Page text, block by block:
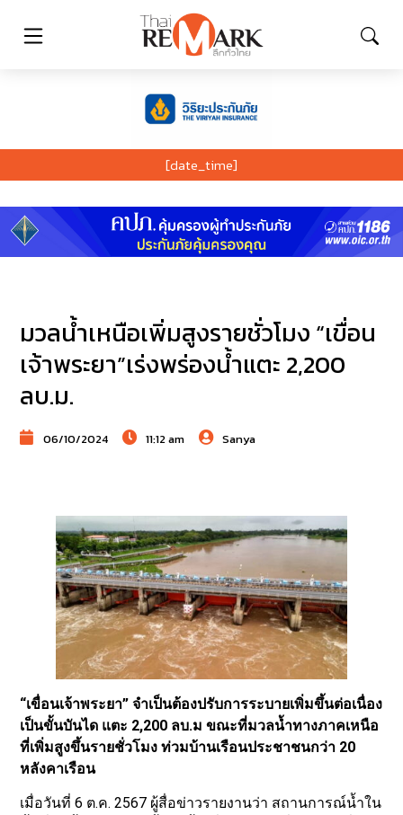
[date_time]
มวลน้ำเหนือเพิ่มสูงรายชั่วโมง “เขื่อน
เจ้าพระยา”เร่งพร่องน้ำแตะ 2,200
ลบ.ม.
06/10/2024 11:12 am Sanya
“เขื่อนเจ้าพระยา” จำเป็นต้องปรับการระบายเพิ่มขึ้นต่อเนื่อง
เป็นขั้นบันได แตะ 2,200 ลบ.ม ขณะที่มวลน้ำทางภาคเหนือ
ที่เพิ่มสูงขึ้นรายชั่วโมง ท่วมบ้านเรือนประชาชนกว่า 20
หลังคาเรือน
เมื่อวันที่ 6 ต.ค. 2567 ผู้สื่อข่าวรายงานว่า สถานการณ์น้ำใน